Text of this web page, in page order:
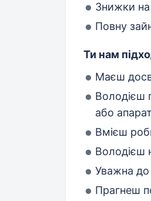
Знижки
Повну
Ти нам
Маєш
Володієш
або
Вмієш
Володієш
Уважна до
Прагнеш